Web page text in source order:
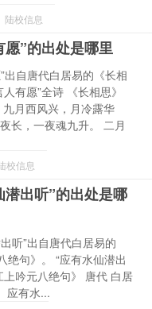
陆校信息
愿”的出处是哪里
出自唐代白居易的《长相
有愿”全诗 《长相思》
九月西风兴，月冷露华
长，一夜魂九升。 二月
校信息
潜出听”的出处是哪
听”出自唐代白居易的
绝句》。 “应有水仙潜出
上吟元八绝句》 唐代 白居
应有水...